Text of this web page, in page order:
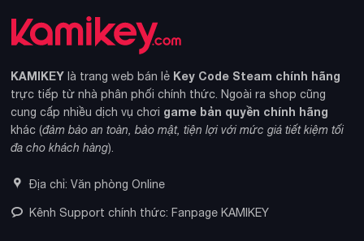
KAMIKEY là trang web bán lẻ Key Code Steam chính hãng
trực tiếp từ nhà phân phối chính thức. Ngoài ra shop cũng
cung cấp nhiều dịch vụ chơi game bản quyền chính hãng
khác (đảm bảo an toàn, bảo mật, tiện lợi với mức giá tiết kiệm tối
đa cho khách hàng).
Địa chỉ: Văn phòng Online
Kênh Support chính thức: Fanpage KAMIKEY